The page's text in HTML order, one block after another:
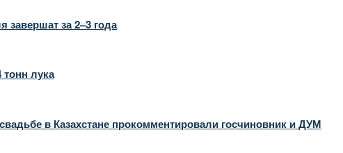
за 2–3 года
тонн лука
в Казахстане прокомментировали госчиновник и ДУМ